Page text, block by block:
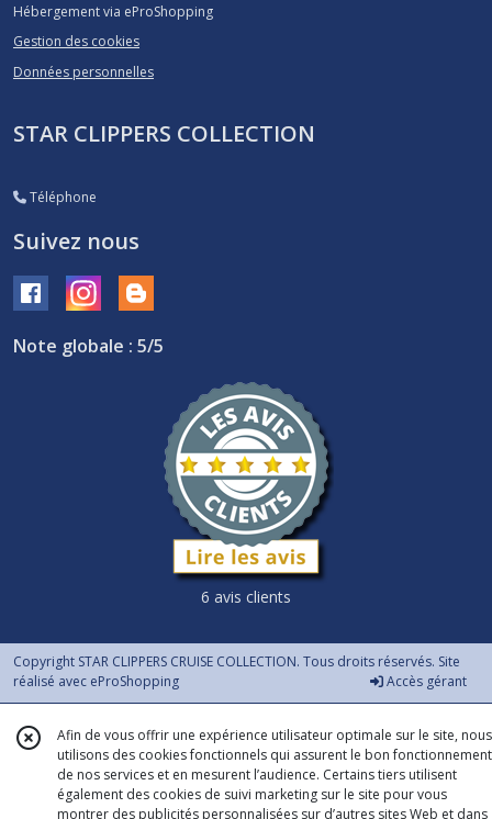
Hébergement via eProShopping
Gestion des cookies
Données personnelles
STAR CLIPPERS COLLECTION
Téléphone
Suivez nous
Note globale : 5/5
6 avis clients
Copyright STAR CLIPPERS CRUISE COLLECTION. Tous droits réservés. Site
réalisé avec eProShopping Accès gérant
Afin de vous offrir une expérience utilisateur optimale sur le site, nous
utilisons des cookies fonctionnels qui assurent le bon fonctionnement
de nos services et en mesurent l’audience. Certains tiers utilisent
également des cookies de suivi marketing sur le site pour vous
montrer des publicités personnalisées sur d’autres sites Web et dans